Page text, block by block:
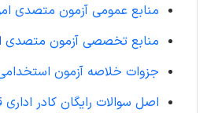
منابع عمومی آزمون متصدی
منابع تخصصی آزمون متصدی
جزوات خلاصه آزمون
اصل سوالات رایگان کادر